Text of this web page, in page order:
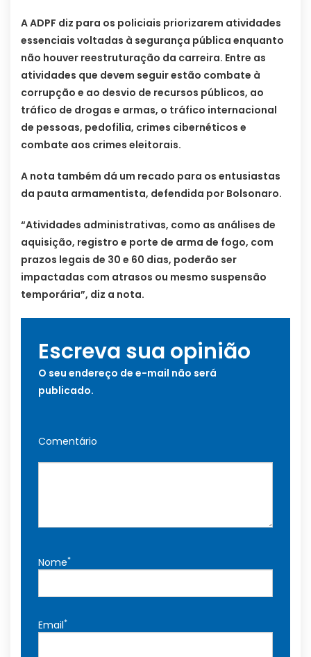
A ADPF diz para os policiais priorizarem atividades
essenciais voltadas à segurança pública enquanto
não houver reestruturação da carreira. Entre as
atividades que devem seguir estão combate à
corrupção e ao desvio de recursos públicos, ao
tráfico de drogas e armas, o tráfico internacional
de pessoas, pedofilia, crimes cibernéticos e
combate aos crimes eleitorais.
A nota também dá um recado para os entusiastas
da pauta armamentista, defendida por Bolsonaro.
“Atividades administrativas, como as análises de
aquisição, registro e porte de arma de fogo, com
prazos legais de 30 e 60 dias, poderão ser
impactadas com atrasos ou mesmo suspensão
temporária”, diz a nota.
Escreva sua opinião
O seu endereço de e-mail não será
publicado.
Comentário
Nome*
Email*